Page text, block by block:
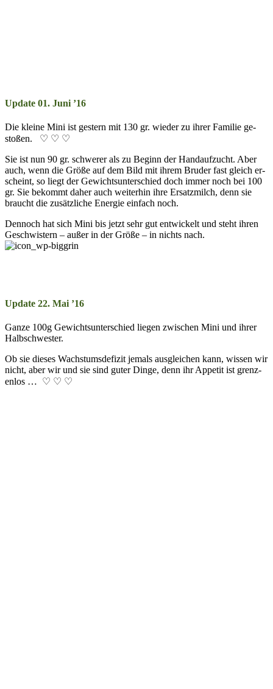
Update 01. Juni ’16
Die kleine Mini ist ges­tern mit 130 gr. wie­der zu ihr­er Fa­mil­ie ge­
stoß­en. ♡ ♡ ♡
Sie ist nun 90 gr. schwer­er als zu Be­ginn der Hand­auf­zucht. Aber
auch, wenn die Grö­ße auf dem Bild mit ihr­em Bru­der fast gleich er­
scheint, so liegt der Ge­wichts­un­ter­schied doch im­mer noch bei 100
gr. Sie be­kommt da­her auch wei­ter­hin ihre Er­satz­milch, denn sie
braucht die zu­sätz­liche Ener­gie ein­fach noch.
Dennoch hat sich Mini bis jetzt sehr gut ent­wick­elt und steht ihr­en
Ge­schwis­tern – auß­er in der Grö­ße – in nichts nach.
Update 22. Mai ’16
Ganze 100g Ge­wichts­un­ter­schied lie­gen zwisch­en Mini und ihr­er
Halb­schwes­ter.
Ob sie die­ses Wachs­tums­de­fi­zit je­mals aus­gleich­en kann, wiss­en wir
nicht, aber wir und sie sind gu­ter Dinge, denn ihr Appe­tit ist grenz­
en­los … ♡ ♡ ♡